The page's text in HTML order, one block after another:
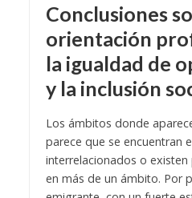
Conclusiones
orientación
la igualdad de
y la inclusión
Los ámbitos donde
parece que se encuentran
interrelacionados o
en más de un ámbito. Por